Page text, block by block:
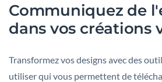
Communiquez de
dans vos créations
Transformez vos designs avec des
utiliser qui vous permettent de